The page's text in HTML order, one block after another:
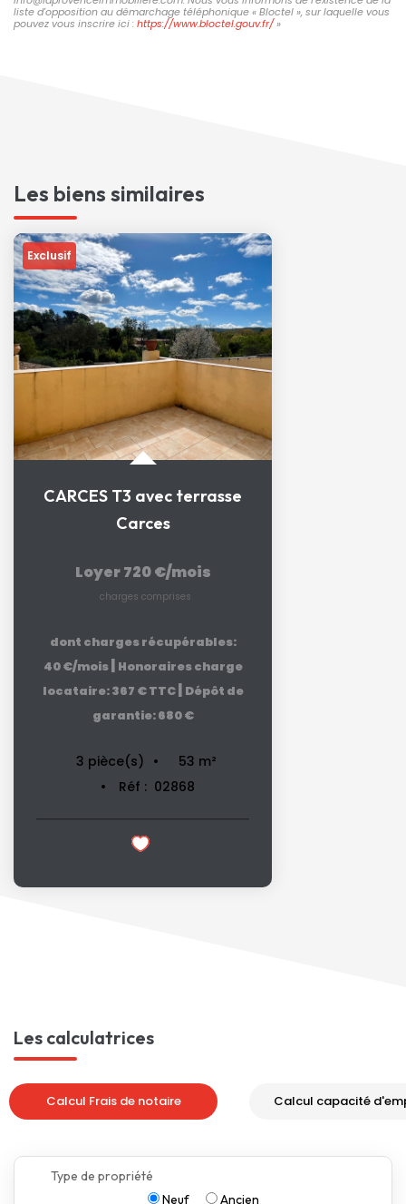
liste d'opposition au démarchage téléphonique « Bloctel », sur laquelle vous
pouvez vous inscrire ici : https://www.bloctel.gouv.fr/»
Les biens similaires
Exclusif
CARCES T3 avec terrasse
Carces
Loyer 720 €/mois
charges comprises
dont charges récupérables:
40 €/mois| Honoraires charge
locataire: 367 € TTC| Dépôt de
garantie: 680 €
3 pièce(s) 53 m²
Réf : 02868
Les calculatrices
Calcul Frais de notaire Calcul capacité